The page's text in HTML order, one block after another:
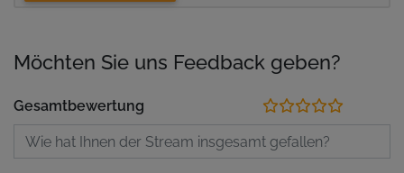
Möchten Sie uns Feedback geben?
Gesamtbewertung